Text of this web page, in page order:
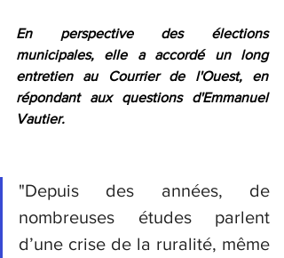
En perspective des élections
municipales, elle a accordé un long
entretien au Courrier de l'Ouest, en
répondant aux questions d'Emmanuel
Vautier.
"Depuis des années, de
nombreuses études parlent
d’une crise de la ruralité, même